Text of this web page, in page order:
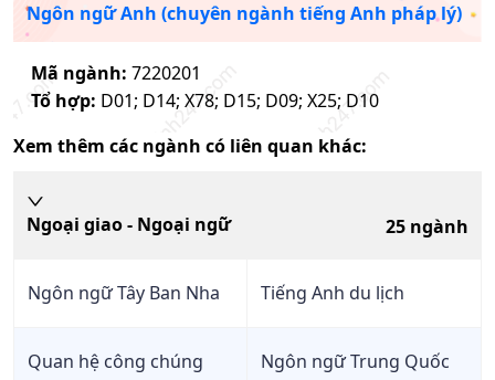
Ngôn ngữ Anh (chuyên ngành tiếng Anh pháp lý)
Mã ngành: 7220201
Tổ hợp: D01; D14; X78; D15; D09; X25; D10
Xem thêm các ngành có liên quan khác:
Ngoại giao - Ngoại ngữ 25 ngành
Ngôn ngữ Tây Ban Nha Tiếng Anh du lịch
Quan hệ công chúng Ngôn ngữ Trung Quốc